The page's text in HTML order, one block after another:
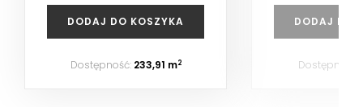
DODAJ DO KOSZYKA
Dostępność: 233,91 m2
DODAJ DO
Dostępność: